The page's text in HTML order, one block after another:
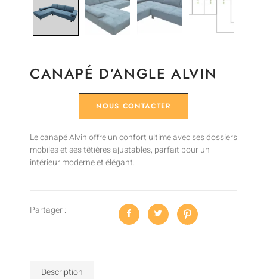
CANAPÉ D’ANGLE ALVIN
NOUS CONTACTER
Le canapé Alvin offre un confort ultime avec ses dossiers
mobiles et ses têtières ajustables, parfait pour un
intérieur moderne et élégant.
Partager :
Description